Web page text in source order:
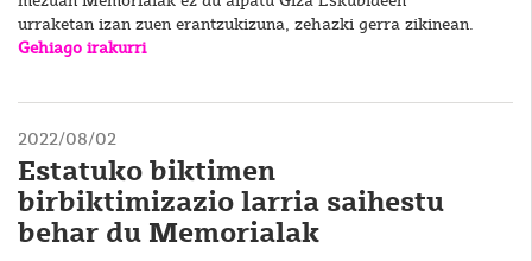
urraketan izan zuen erantzukizuna, zehazki gerra zikinean.
Gehiago irakurri
2022/08/02
Estatuko biktimen
birbiktimizazio larria saihestu
behar du Memorialak